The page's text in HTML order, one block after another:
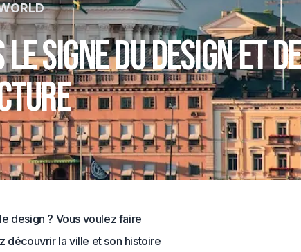
signe du design et de
design ? Vous voulez faire
découvrir la ville et son histoire